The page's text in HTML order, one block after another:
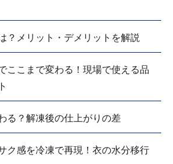
？メリット・デメリットを解説
ここまで変わる！現場で使える品
る？解凍後の仕上がりの差
ク感を冷凍で再現！衣の水分移行